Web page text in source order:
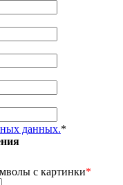
данных.*
с картинки*